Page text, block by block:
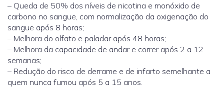
– Queda de 50% dos níveis de nicotina e monóxido de
carbono no sangue, com normalização da oxigenação do
sangue após 8 horas;
– Melhora do olfato e paladar após 48 horas;
– Melhora da capacidade de andar e correr após 2 a 12
semanas;
– Redução do risco de derrame e de infarto semelhante a
quem nunca fumou após 5 a 15 anos.